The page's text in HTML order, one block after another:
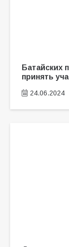
Батайских
принять
24.06.2024